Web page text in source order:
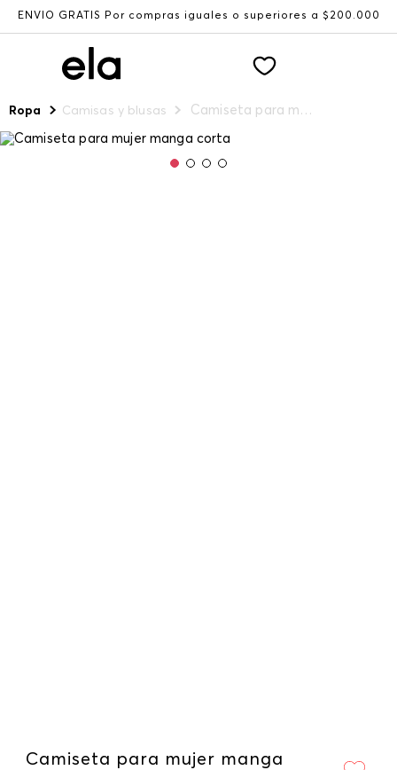
ENVÍO GRATIS Por compras iguales o superiores a $200.000
Ropa Camisas y blusas Camiseta para mujer manga corta
Camiseta para mujer manga